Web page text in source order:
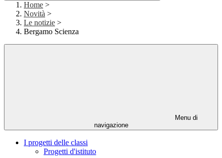
Home >
Novità >
Le notizie >
Bergamo Scienza
Menu di
navigazione
I progetti delle classi
Progetti d'istituto